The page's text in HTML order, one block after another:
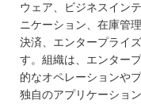
ウェア、ビジネスイン
ニケーション、在庫管
決済、エンタープライ
す。組織は、エンター
的なオペレーションや
独自のアプリケーショ